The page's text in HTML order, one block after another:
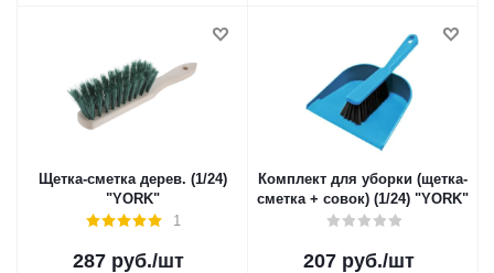
Щетка-сметка дерев. (1/24)
"YORK"
1
287 руб./шт
Комплект для уборки (щетка-
сметка + совок) (1/24) "YORK"
207 руб./шт